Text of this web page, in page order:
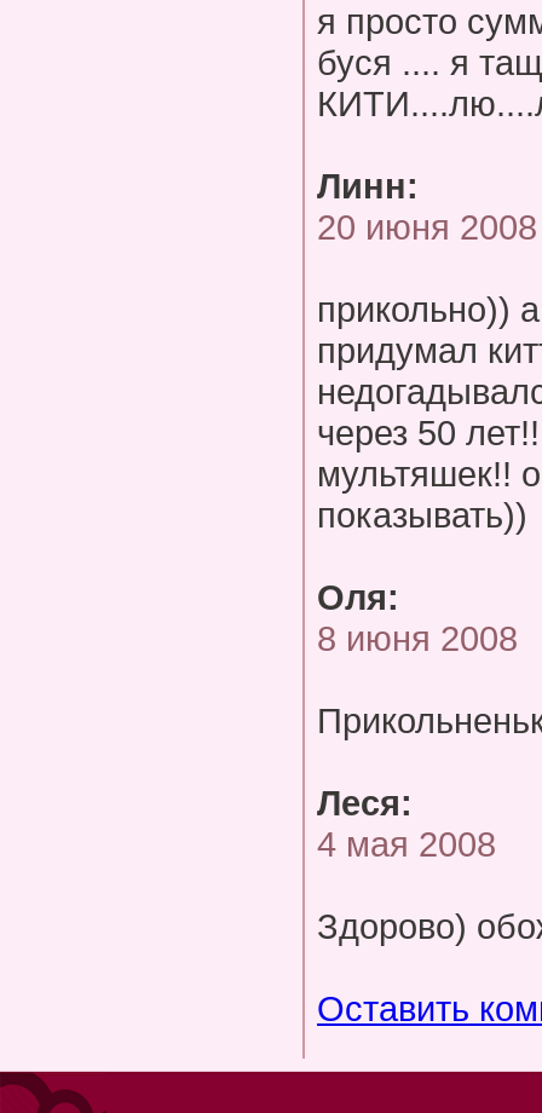
я просто
буся .... я
Линн:
20 июня 2008
прикольно))
придумал
через 50
мультяшек!!
показывать))
Оля:
8 июня 2008
Леся:
4 мая 2008
Здорово)
Оставить